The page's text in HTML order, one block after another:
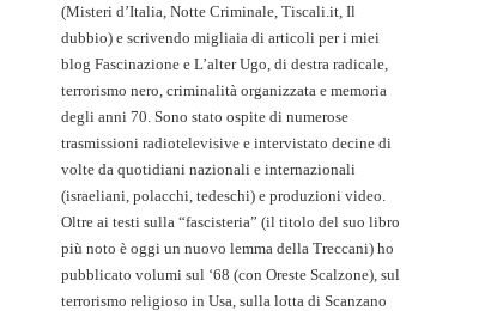
(Misteri d’Italia, Notte Criminale, Tiscali.it, Il
dubbio) e scrivendo migliaia di articoli per i miei
blog Fascinazione e L’alter Ugo, di destra radicale,
terrorismo nero, criminalità organizzata e memoria
degli anni 70. Sono stato ospite di numerose
trasmissioni radiotelevisive e intervistato decine di
volte da quotidiani nazionali e internazionali
(israeliani, polacchi, tedeschi) e produzioni video.
Oltre ai testi sulla “fascisteria” (il titolo del suo libro
più noto è oggi un nuovo lemma della Treccani) ho
pubblicato volumi sul ‘68 (con Oreste Scalzone), sul
terrorismo religioso in Usa, sulla lotta di Scanzano